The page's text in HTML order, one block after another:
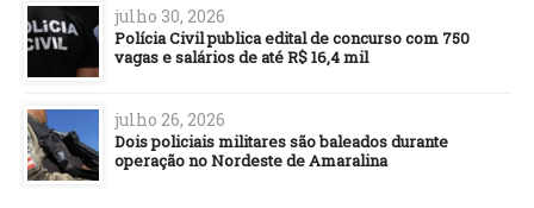
julho 30, 2026
Polícia Civil publica edital de concurso com 750
vagas e salários de até R$ 16,4 mil
julho 26, 2026
Dois policiais militares são baleados durante
operação no Nordeste de Amaralina